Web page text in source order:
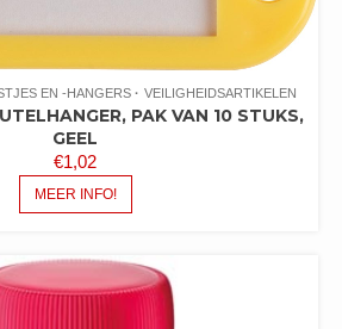
EN -HANGERS VEILIGHEIDSARTIKELEN
PAK VAN 10 STUKS,
GEEL
€1,02
MEER INFO!